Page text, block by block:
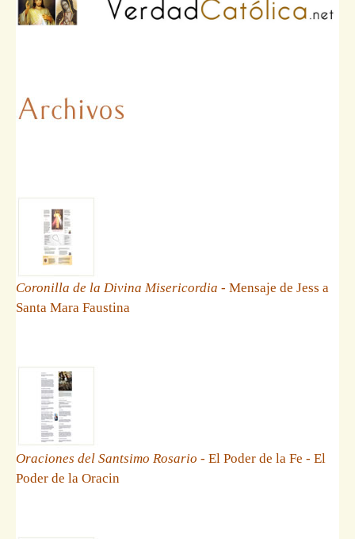
Coronilla de la Divina Misericordia - Mensaje de Jess a
Santa Mara Faustina
Oraciones del Santsimo Rosario - El Poder de la Fe - El
Poder de la Oracin